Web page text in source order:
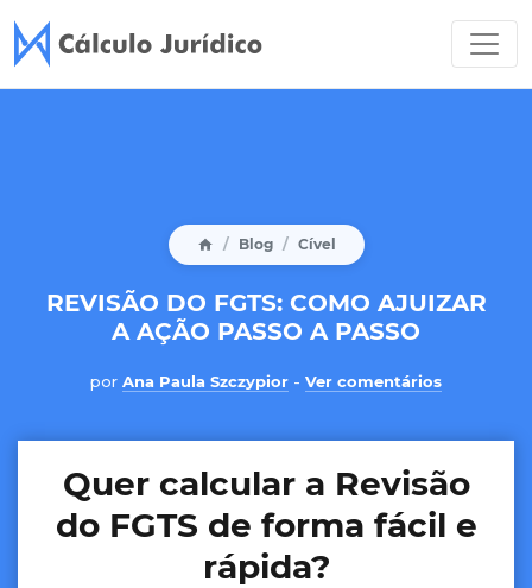
Blog Cível
REVISÃO DO FGTS: COMO AJUIZAR
A AÇÃO PASSO A PASSO
por Ana Paula Szczypior - Ver comentários
Quer calcular a Revisão
do FGTS de forma fácil e
rápida?